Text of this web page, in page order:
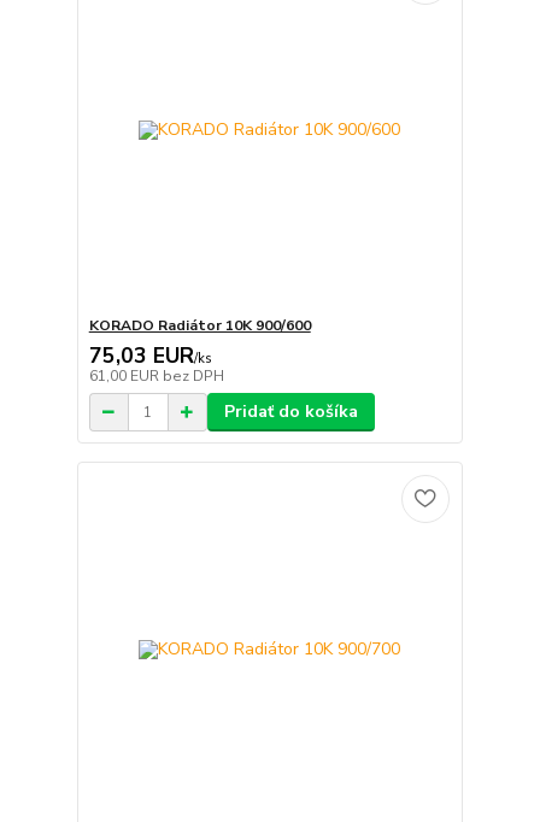
KORADO Radiátor 10K 900/600
75,03 EUR/ks
61,00 EUR bez DPH
Pridať do košíka